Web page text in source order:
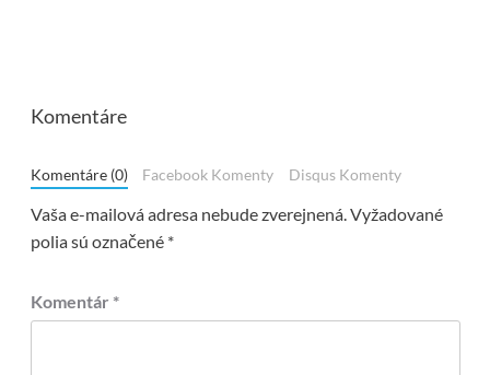
Komentáre
Komentáre (0) Facebook Komenty Disqus Komenty
Vaša e-mailová adresa nebude zverejnená.Vyžadované
polia sú označené *
Komentár *